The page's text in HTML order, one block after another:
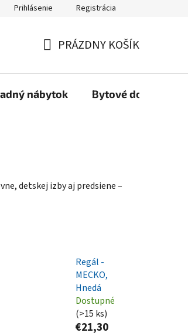
Záručné podmienky Reklamačný formulár
Prihlásenie Registrácia
KOŠÍK
PRÁZDNY KOŠÍK
nábytok Bytové doplnky
detskej izby aj predsiene –
Regál -
MECKO,
Hnedá
Dostupné
(>15 ks)
€21,30